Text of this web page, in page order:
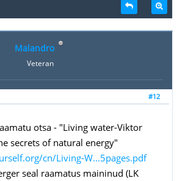
Malandro
Veteran
#12
otsa - "Living water-Viktor
secrets of natural energy"
cn/Living-W...5pages.pdf
seal raamatus maininud (LK